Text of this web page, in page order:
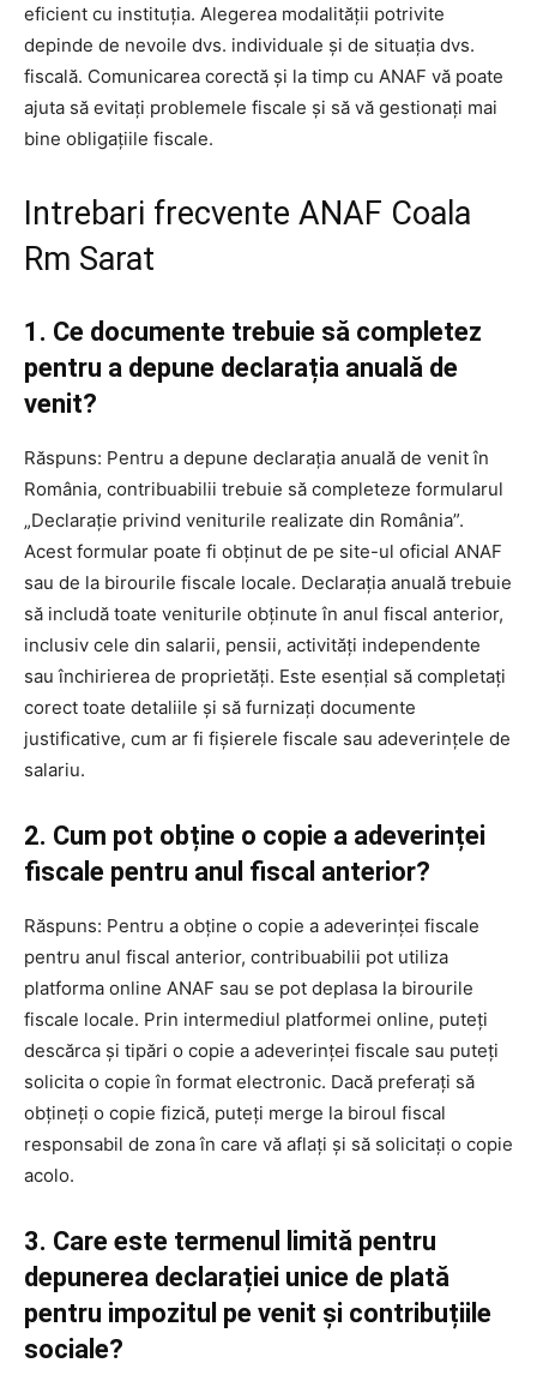
eficient cu instituția. Alegerea modalității potrivite
depinde de nevoile dvs. individuale și de situația dvs.
fiscală. Comunicarea corectă și la timp cu ANAF vă poate
ajuta să evitați problemele fiscale și să vă gestionați mai
bine obligațiile fiscale.
Intrebari frecvente ANAF Coala
Rm Sarat
1. Ce documente trebuie să completez
pentru a depune declarația anuală de
venit?
Răspuns: Pentru a depune declarația anuală de venit în
România, contribuabilii trebuie să completeze formularul
„Declarație privind veniturile realizate din România”.
Acest formular poate fi obținut de pe site-ul oficial ANAF
sau de la birourile fiscale locale. Declarația anuală trebuie
să includă toate veniturile obținute în anul fiscal anterior,
inclusiv cele din salarii, pensii, activități independente
sau închirierea de proprietăți. Este esențial să completați
corect toate detaliile și să furnizați documente
justificative, cum ar fi fișierele fiscale sau adeverințele de
salariu.
2. Cum pot obține o copie a adeverinței
fiscale pentru anul fiscal anterior?
Răspuns: Pentru a obține o copie a adeverinței fiscale
pentru anul fiscal anterior, contribuabilii pot utiliza
platforma online ANAF sau se pot deplasa la birourile
fiscale locale. Prin intermediul platformei online, puteți
descărca și tipări o copie a adeverinței fiscale sau puteți
solicita o copie în format electronic. Dacă preferați să
obțineți o copie fizică, puteți merge la biroul fiscal
responsabil de zona în care vă aflați și să solicitați o copie
acolo.
3. Care este termenul limită pentru
depunerea declarației unice de plată
pentru impozitul pe venit și contribuțiile
sociale?